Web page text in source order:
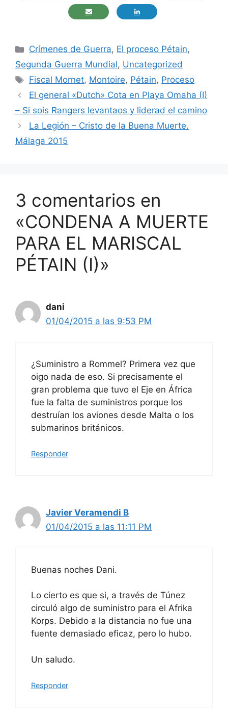
Categorías
Crímenes de Guerra, El proceso Pétain,
Segunda Guerra Mundial, Uncategorized
Etiquetas
Fiscal Mornet, Montoire, Pétain, Proceso
El general «Dutch» Cota en Playa Omaha (I)
– Si sois Rangers levantaos y liderad el camino
La Legión – Cristo de la Buena Muerte.
Málaga 2015
3 comentarios en
«CONDENA A MUERTE
PARA EL MARISCAL
PÉTAIN (I)»
dani
01/04/2015 a las 9:53 PM
¿Suministro a Rommel? Primera vez que
oigo nada de eso. Si precisamente el
gran problema que tuvo el Eje en África
fue la falta de suministros porque los
destruían los aviones desde Malta o los
submarinos británicos.
Responder
Javier Veramendi B
01/04/2015 a las 11:11 PM
Buenas noches Dani.
Lo cierto es que si, a través de Túnez
circuló algo de suministro para el Afrika
Korps. Debido a la distancia no fue una
fuente demasiado eficaz, pero lo hubo.
Un saludo.
Responder